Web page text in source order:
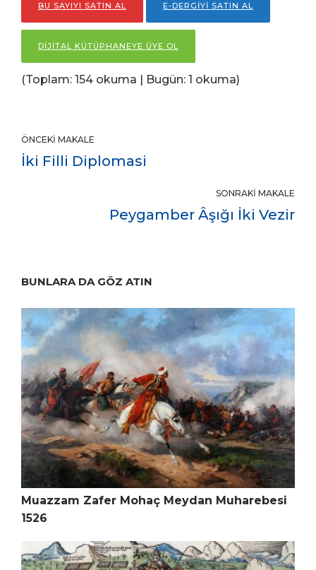
BU SAYIYI SATIN AL E-DERGİYİ SATIN AL
DİJİTAL KÜTÜPHANEYE ÜYE OL
(Toplam: 154 okuma | Bugün: 1 okuma)
ÖNCEKI MAKALE
İki Filli Diplomasi
SONRAKI MAKALE
Peygamber Âşığı İki Vezir
BUNLARA DA GÖZ ATIN
Muazzam Zafer Mohaç Meydan Muharebesi
1526